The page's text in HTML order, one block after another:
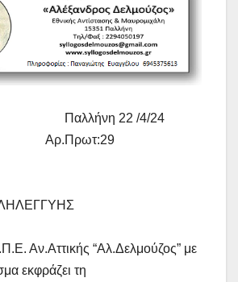
22 /4/24
Αν.Αττικής “Αλ.Δελμούζος” με
εκφράζει τη